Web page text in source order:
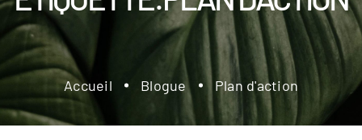
Accueil Blogue Plan d'action